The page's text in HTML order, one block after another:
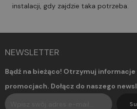
instalacji, gdy zajdzie taka potrzeba.
NEWSLETTER
Bądź na bieżąco! Otrzymuj informacje
promocjach. Dołącz do naszego